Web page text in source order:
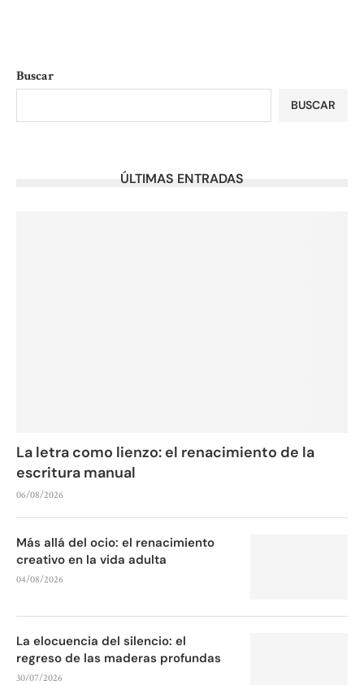
Buscar
BUSCAR
ÚLTIMAS ENTRADAS
La letra como lienzo: el renacimiento de la
escritura manual
06/08/2026
Más allá del ocio: el renacimiento
creativo en la vida adulta
04/08/2026
La elocuencia del silencio: el
regreso de las maderas profundas
30/07/2026